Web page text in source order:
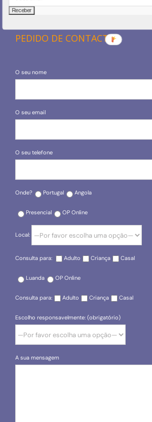
PEDIDO DE CONTACTO
O seu nome
O seu email
O seu telefone
Onde? Portugal Angola
Presencial OP Online
Local:
Consulta para: Adulto Criança Casal
Luanda OP Online
Consulta para: Adulto Criança Casal
Escolho responsavelmente: (obrigatório)
A sua mensagem